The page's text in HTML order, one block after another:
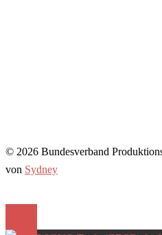
© 2026 Bundesverband
von Sydney